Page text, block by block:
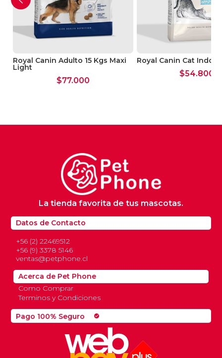
Royal Canin Adulto 15 Kgs Maxi
Light
$77.000
Royal Canin Cat
$54.800
Pago 100% Seguro check_circle
Datos de Contacto
+56 (2) 22469512
+56 (9) 3378 5146
ventas@petphone.cl
La tienda favorita de tus mascotas.
Acerca de Pet Phone
Como Comprar
Terminos y Condiciones